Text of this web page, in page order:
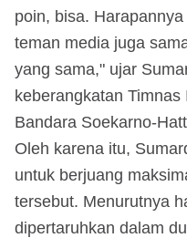
poin, bisa.
teman media juga
yang sama," ujar
keberangkatan
Bandara Soekarno-
Oleh karena itu,
untuk berjuang
tersebut. Menurutnya
dipertaruhkan dalam